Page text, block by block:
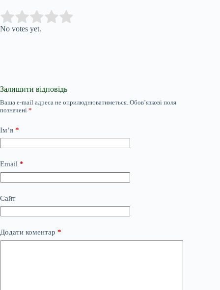
Rate this item:
No votes yet.
Залишити відповідь
Ваша e-mail адреса не оприлюднюватиметься. Обов’язкові поля
позначені *
Ім’я *
Email *
Сайт
Додати коментар *